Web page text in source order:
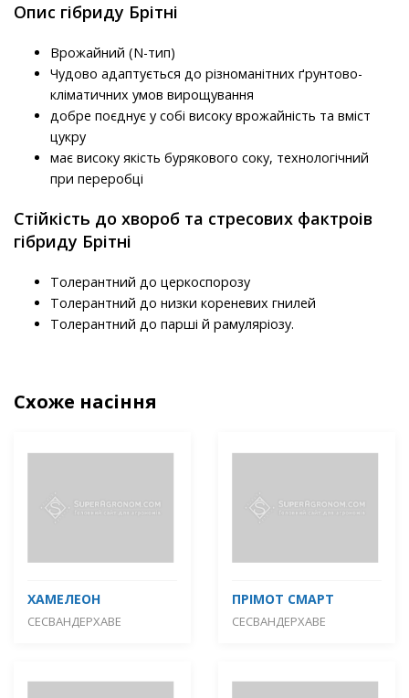
Опис гібриду Брітні
Вро­жай­ний (N-тип)
Чудово адаптується до різноманітних ґрунтово-
кліматичних умов вирощування
добре поєднує у собі високу врожайність та вміст
цукру
має високу якість бурякового соку, технологічний
при переробці
Стійкість до хвороб та стресових фактроів
гібриду Брітні
То­ле­рант­ний до цер­ко­с­по­ро­зу
Толерантний до низ­ки ко­ре­не­вих гни­лей
Толерантний до парші й ра­му­ляріозу.
Схоже насіння
ХАМЕЛЕОН
СЕСВАНДЕРХАВЕ
ПРІМОТ СМАРТ
СЕСВАНДЕРХАВЕ